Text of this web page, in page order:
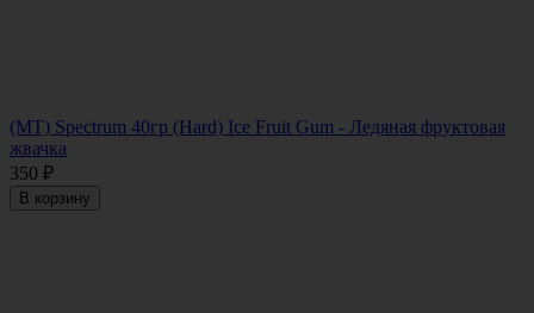
(MT) Spectrum 40гр (Hard) Ice Fruit Gum - Ледяная фруктовая
жвачка
350 ₽
В корзину